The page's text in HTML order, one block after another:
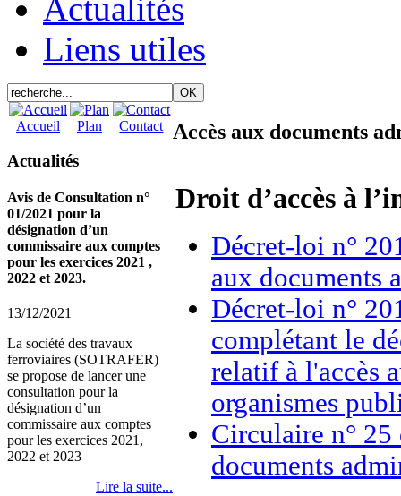
Actualités
Liens utiles
Accueil Plan Contact
Actualités
Avis de Consultation n°
01/2021 pour la
désignation d’un
commissaire aux comptes
pour les exercices 2021 ,
2022 et 2023.
13/12/2021
La société des travaux
ferroviaires (SOTRAFER)
se propose de lancer une
consultation pour la
désignation d’un
commissaire aux comptes
pour les exercices 2021,
2022 et 2023
Lire la suite...
Accès aux documents
Droit d’accès à
Décret-loi n°
aux documents
Décret-loi n°
complétant le
relatif à l'accès
organismes
Circulaire n° 25
documents